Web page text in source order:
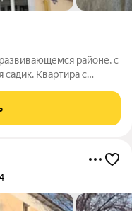
районе, с
Квартира с
дверь, Санузел